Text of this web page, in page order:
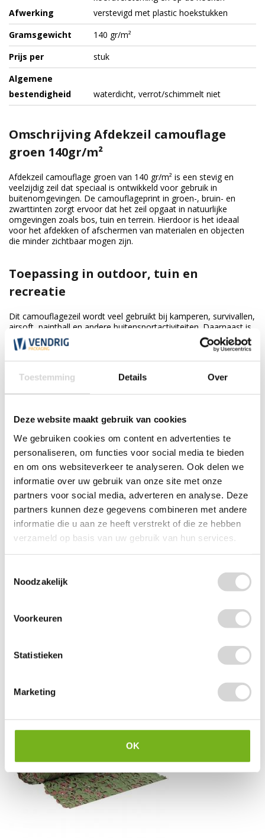
Toestemming Details Over
Deze website maakt gebruik van cookies
We gebruiken cookies om content en advertenties te
personaliseren, om functies voor social media te bieden
en om ons websiteverkeer te analyseren. Ook delen we
informatie over uw gebruik van onze site met onze
partners voor social media, adverteren en analyse. Deze
partners kunnen deze gegevens combineren met andere
informatie die u aan ze heeft verstrekt of die ze hebben
verzameld op basis van uw gebruik van hun services.
Noodzakelijk
Voorkeuren
Statistieken
Marketing
OK
Afwerking
verstevigd met plastic hoekstukken
Gramsgewicht
140 gr/m²
Prijs per
stuk
Algemene
bestendigheid
waterdicht, verrot/schimmelt niet
Omschrijving Afdekzeil camouflage
groen 140gr/m²
Afdekzeil camouflage groen van 140 gr/m² is een stevig en
veelzijdig zeil dat speciaal is ontwikkeld voor gebruik in
buitenomgevingen. De camouflageprint in groen-, bruin- en
zwarttinten zorgt ervoor dat het zeil opgaat in natuurlijke
omgevingen zoals bos, tuin en terrein. Hierdoor is het ideaal
voor het afdekken of afschermen van materialen en objecten
die minder zichtbaar mogen zijn.
Toepassing in outdoor, tuin en
recreatie
Dit camouflagezeil wordt veel gebruikt bij kamperen, survivallen,
airsoft, paintball en andere buitensportactiviteiten. Daarnaast is
het geschikt voor tuin- en bouwtoepassingen, zoals het
afdekken van materialen of het creëren van tijdelijke
afscherming tegen inkijk. Ook als tarp kan het zeil worden
regen of zon.
Materiaal en eigenschappen
Het zeil is gemaakt van geweven polyethyleen (PE), wat zorgt
voor een sterke, scheurbestendige structuur. Hierdoor is het zeil
waterdicht, vuilafstotend en herbruikbaar. De randen zijn
afgewerkt met een stevige zoom en koordversterking voor
extra duurzaamheid. Dankzij de aluminium bevestigingsoogjes
rondom kan het zeil eenvoudig worden gespannen met touwen,
spanrubbers of haken, waardoor het stabiel blijft in
uiteenlopende omstandigheden.
Producten uit dezelfde categorie